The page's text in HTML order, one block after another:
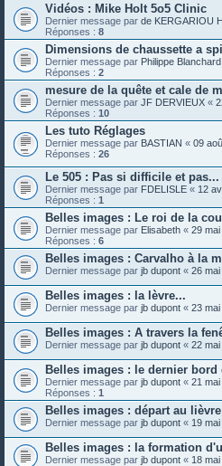
Vidéos : Mike Holt 5o5 Clinic
Dernier message par de KERGARIOU
Réponses : 8
Dimensions de chaussette a spi
Dernier message par Philippe Blanchard
Réponses : 2
mesure de la quête et cale de
Dernier message par JF DERVIEUX «
Réponses : 10
Les tuto Réglages
Dernier message par BASTIAN « 09
Réponses : 26
Le 505 : Pas si difficile et
Dernier message par FDELISLE « 12
Réponses : 1
Belles images : Le roi de la
Dernier message par Elisabeth « 29
Réponses : 6
Belles images : Carvalho à la
Dernier message par jb dupont « 26 mai
Belles images : la lèvre...
Dernier message par jb dupont « 23 mai
Belles images : A travers la
Dernier message par jb dupont « 22
Belles images : le dernier bord
Dernier message par jb dupont « 21
Réponses : 1
Belles images : départ au lièvre
Dernier message par jb dupont « 19 mai
Belles images : la formation
Dernier message par jb dupont « 18 mai